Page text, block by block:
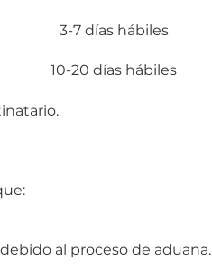
3-7 días hábiles
10-20 días hábiles
al proceso de aduana.